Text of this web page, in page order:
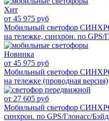
Хит
от 45 975 руб
Мобильный светофор
на тележке, синхрон. по GPS/
Новинка
от 45 975 руб
Мобильный светофор
на тележке (проводная версия)
от 27 605 руб
Мобильный светофор
синхрон. по GPS/Глонасс/